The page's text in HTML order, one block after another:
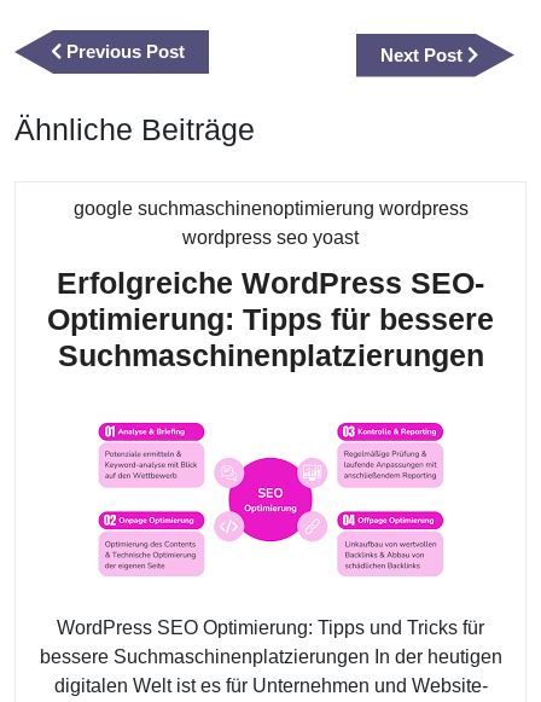
Previous PostPrevious
Post
Next Post
Next
Post
Ähnliche Beiträge
google suchmaschinenoptimierung wordpress
wordpress seo yoastKategorie
Erfolgreiche WordPress SEO-
Optimierung: Tipps für bessere
Suchmaschinenplatzierungen
WordPress SEO Optimierung: Tipps und Tricks für
bessere Suchmaschinenplatzierungen In der heutigen
digitalen Welt ist es für Unternehmen und Website-